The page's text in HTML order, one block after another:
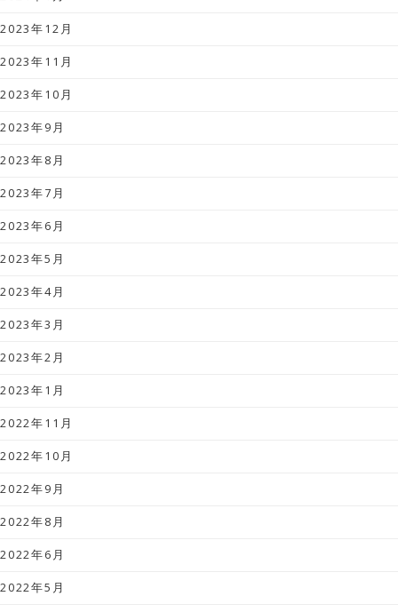
2023年12月
2023年11月
2023年10月
2023年9月
2023年8月
2023年7月
2023年6月
2023年5月
2023年4月
2023年3月
2023年2月
2023年1月
2022年11月
2022年10月
2022年9月
2022年8月
2022年6月
2022年5月